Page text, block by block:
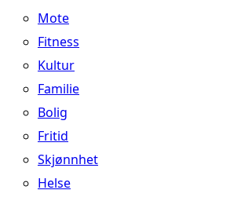
Mote
Fitness
Kultur
Familie
Bolig
Fritid
Skjønnhet
Helse